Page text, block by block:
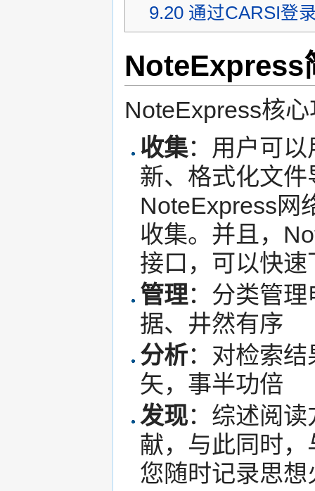
9.20 通过CARSI登
NoteExpress
NoteExpress核
收集：用户可
新、格式化文
NoteExpress网
收集。并且，
接口，可以快
管理：分类管
据、井然有序
分析：对检索
矢，事半功倍
发现：综述阅
献，与此同时
您随时记录思想